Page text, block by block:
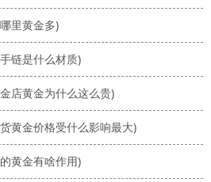
里黄金多)
链是什么材质)
店黄金为什么这么贵)
黄金价格受什么影响最大)
黄金有啥作用)